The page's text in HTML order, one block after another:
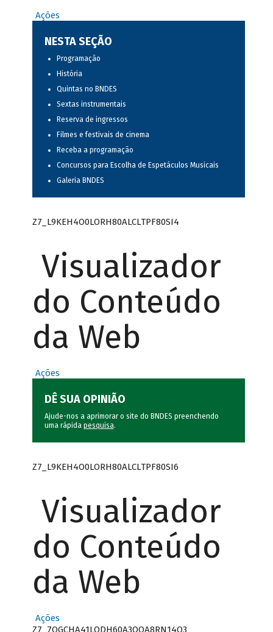
Ações
NESTA SEÇÃO
Programação
História
Quintas no BNDES
Sextas instrumentais
Reserva de ingressos
Filmes e festivais de cinema
Receba a programação
Concursos para Escolha de Espetáculos Musicais
Galeria BNDES
Z7_L9KEH4O0LORH80ALCLTPF80SI4
Visualizador
do Conteúdo
da Web
Ações
DÊ SUA OPINIÃO
Ajude-nos a aprimorar o site do BNDES preenchendo
uma rápida pesquisa.
Z7_L9KEH4O0LORH80ALCLTPF80SI6
Visualizador
do Conteúdo
da Web
Ações
Z7_7QGCHA41LODH60A3OQA8RN14Q3